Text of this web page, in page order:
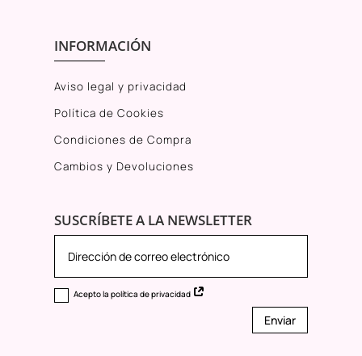
INFORMACIÓN
Aviso legal y privacidad
Política de Cookies
Condiciones de Compra
Cambios y Devoluciones
SUSCRÍBETE A LA NEWSLETTER
Acepto la política de privacidad
Enviar